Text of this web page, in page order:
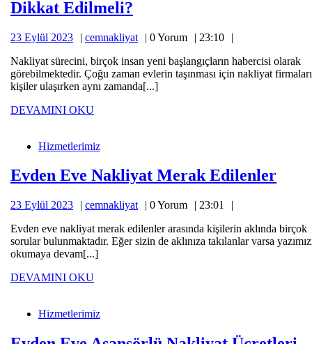
Edilmeli?
Dikkat Edilmeli?
Nakliyat
Sürecinde
Nelere
23 Eylül 202323
2023
cemnakliyatcemnakliyat
0 Yorum
23:10
Nakliyat sürecini, birçok insan yeni başlangıçların habercisi olarak
görebilmektedir. Çoğu zaman evlerin taşınması için nakliyat
kişiler ulaşırken aynı zamanda[...]
DEVAMINI OKUDEVAMINI
Nakliyat
Edilenler
Hizmetlerimiz
Evden Eve Nakliyat Merak Edilenler
23 Eylül 202323
2023
cemnakliyatcemnakliyat
0 Yorum
23:01
Evden eve nakliyat merak edilenler arasında kişilerin aklında birçok
sorular bulunmaktadır. Eğer sizin de aklınıza takılanlar varsa
okumaya devam[...]
DEVAMINI OKUDEVAMINI
Asansörlü
Ücretleri
Hizmetlerimiz